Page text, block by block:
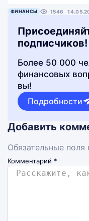
ФИНАНСЫ 1546
подписчиков!
Более 50 000
финансовых
вы!
Подробности
Добавить
Обязательные
Комментарий *